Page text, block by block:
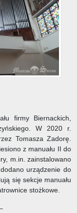
firmy Biernackich,
W 2020 r.
Tomasza Zadorę.
z manuału II do
m.in. zainstalowano
urządzenie do
się sekcje manuału
stożkowe.